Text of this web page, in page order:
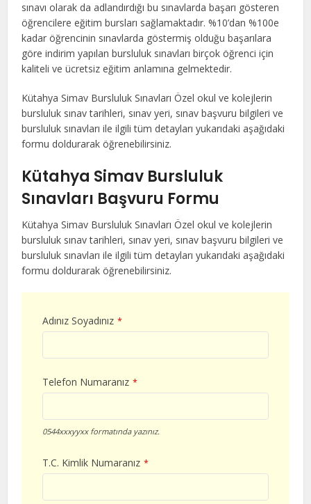
sınavı olarak da adlandırdığı bu sınavlarda başarı gösteren
öğrencilere eğitim bursları sağlamaktadır. %10’dan %100e
kadar öğrencinin sınavlarda göstermiş olduğu başarılara
göre indirim yapılan bursluluk sınavları birçok öğrenci için
kaliteli ve ücretsiz eğitim anlamına gelmektedir.
Kütahya Simav Bursluluk Sınavları Özel okul ve kolejlerin
bursluluk sınav tarihleri, sınav yeri, sınav başvuru bilgileri ve
bursluluk sınavları ile ilgili tüm detayları yukarıdaki aşağıdaki
formu doldurarak öğrenebilirsiniz.
Kütahya Simav Bursluluk
Sınavları Başvuru Formu
Kütahya Simav Bursluluk Sınavları Özel okul ve kolejlerin
bursluluk sınav tarihleri, sınav yeri, sınav başvuru bilgileri ve
bursluluk sınavları ile ilgili tüm detayları yukarıdaki aşağıdaki
formu doldurarak öğrenebilirsiniz.
Adınız Soyadınız *
Telefon Numaranız *
0544xxxyyxx formatında yazınız.
T.C. Kimlik Numaranız *